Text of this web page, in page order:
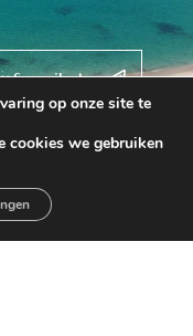
Suscribete
op onze site te
cookies we gebruiken